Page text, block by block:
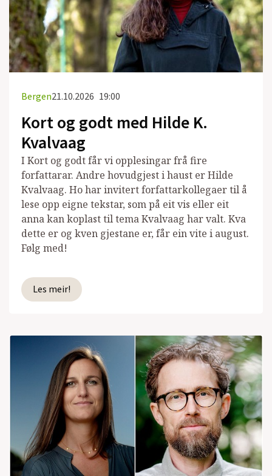
Bergen21.10.2026 19:00
Kort og godt med Hilde K.
Kvalvaag
I Kort og godt får vi opplesingar frå fire
forfattarar. Andre hovudgjest i haust er Hilde
Kvalvaag. Ho har invitert forfattarkollegaer til å
lese opp eigne tekstar, som på eit vis eller eit
anna kan koplast til tema Kvalvaag har valt. Kva
dette er og kven gjestane er, får ein vite i august.
Følg med!
Les meir!